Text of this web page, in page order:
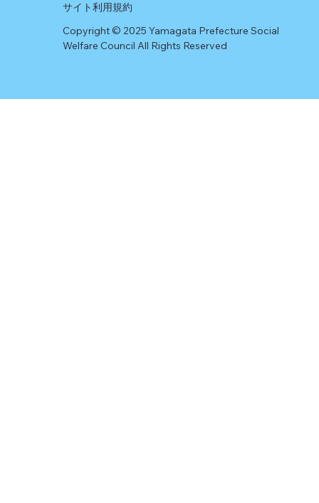
​サイト利用規約
Copyright © 2025 Yamagata Prefecture Social
Welfare Council All Rights Reserved